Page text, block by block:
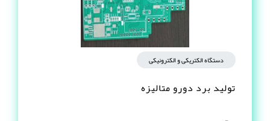
دستگاه الکتریکی و الکترونیکی
تولید برد دورو متالیزه